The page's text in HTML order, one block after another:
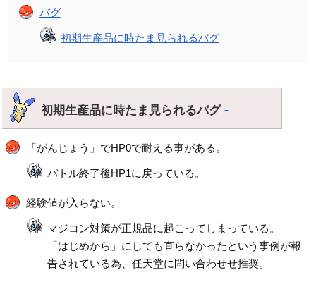
バグ
初期生産品に時たま見られるバグ
初期生産品に時たま見られるバグ†
「がんじょう」でHP0で耐える事がある。
バトル終了後HP1に戻っている。
経験値が入らない。
マジコン対策が正規品に起こってしまっている。
「はじめから」にしても直らなかったという事例が報
告されている為、任天堂に問い合わせせ推奨。